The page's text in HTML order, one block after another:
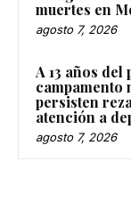
muertes en
agosto 7, 2026
A 13 años del
campamento
persisten
atención a
agosto 7, 2026